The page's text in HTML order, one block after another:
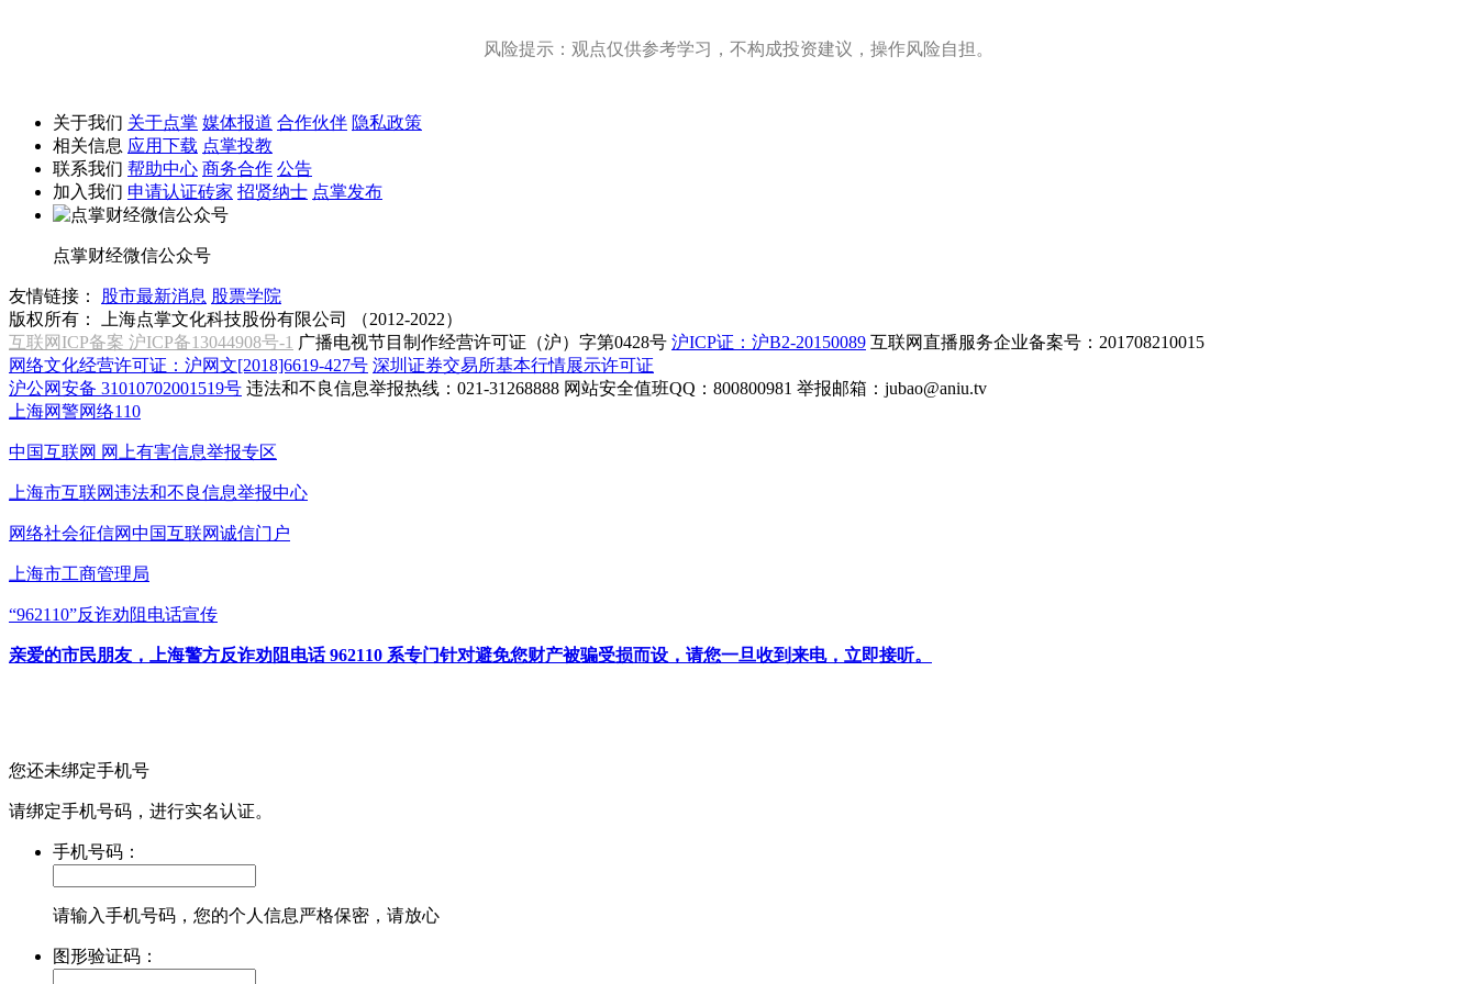
风险提示：观点仅供参考学习，不构成投资建议，操作风险自担。
关于我们 关于点掌 媒体报道 合作伙伴 隐私政策
相关信息 应用下载 点掌投教
联系我们 帮助中心 商务合作 公告
加入我们 申请认证砖家 招贤纳士 点掌发布
点掌财经微信公众号
友情链接： 股市最新消息 股票学院
版权所有：
上海点掌文化科技股份有限公司 （2012-2022）
互联网ICP备案 沪ICP备13044908号-1 广播电视节目制作经营许可证（沪）字第0428号 沪ICP证：沪B2-20150089 互联网直播服务企业备案号：201708210015
网络文化经营许可证：沪网文[2018]6619-427号 深圳证券交易所基本行情展示许可证
沪公网安备 31010702001519号 违法和不良信息举报热线：021-31268888 网站安全值班QQ：800800981 举报邮箱： jubao@aniu.tv
上海网警网络110
中国互联网 网上有害信息举报专区
上海市互联网违法和不良信息举报中心
网络社会征信网中国互联网诚信门户
上海市工商管理局
“962110”反诈劝阻电话宣传
亲爱的市民朋友，上海警方反诈劝阻电话 962110 系专门针对避免您财产被骗受损而设，请您一旦收到来电，立即接听。
您还未绑定手机号
请绑定手机号码，进行实名认证。
手机号码：
请输入手机号码，您的个人信息严格保密，请放心
图形验证码：